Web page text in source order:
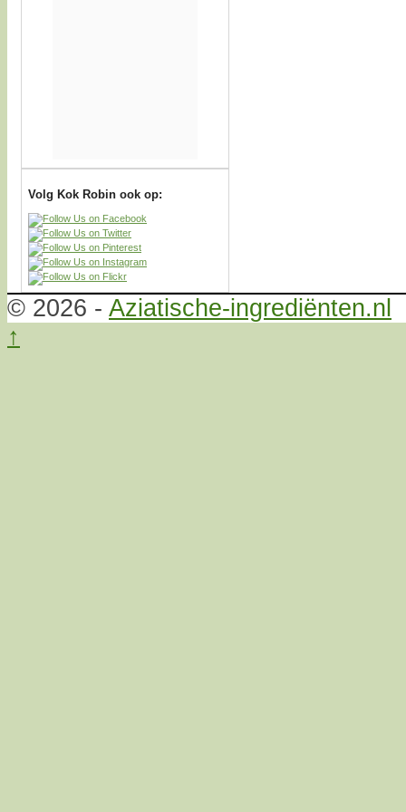
Volg Kok Robin ook op:
© 2026 - Aziatische-ingrediënten.nl
↑